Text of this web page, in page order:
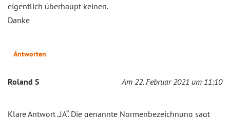
eigentlich überhaupt keinen.
Danke
Antworten
Roland S Am 22. Februar 2021 um 11:10
Klare Antwort „JA“. Die genannte Normenbezeichnung sagt